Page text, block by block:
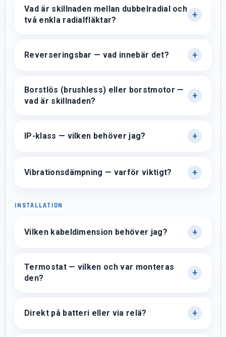
Vad är skillnaden mellan dubbelradial och
två enkla radialfläktar?
Reverseringsbar — vad innebär det?
Borstlös (brushless) eller borstmotor —
vad är skillnaden?
IP-klass — vilken behöver jag?
Vibrationsdämpning — varför viktigt?
INSTALLATION
Vilken kabeldimension behöver jag?
Termostat — vilken och var monteras
den?
Direkt på batteri eller via relä?